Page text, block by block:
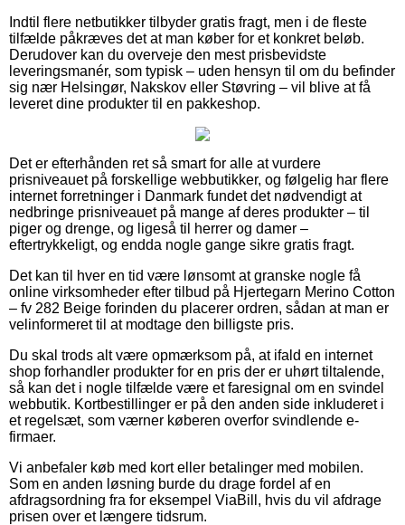
Indtil flere netbutikker tilbyder gratis fragt, men i de fleste
tilfælde påkræves det at man køber for et konkret beløb.
Derudover kan du overveje den mest prisbevidste
leveringsmanér, som typisk – uden hensyn til om du befinder
sig nær Helsingør, Nakskov eller Støvring – vil blive at få
leveret dine produkter til en pakkeshop.
Det er efterhånden ret så smart for alle at vurdere
prisniveauet på forskellige webbutikker, og følgelig har flere
internet forretninger i Danmark fundet det nødvendigt at
nedbringe prisniveauet på mange af deres produkter – til
piger og drenge, og ligeså til herrer og damer –
eftertrykkeligt, og endda nogle gange sikre gratis fragt.
Det kan til hver en tid være lønsomt at granske nogle få
online virksomheder efter tilbud på Hjertegarn Merino Cotton
– fv 282 Beige forinden du placerer ordren, sådan at man er
velinformeret til at modtage den billigste pris.
Du skal trods alt være opmærksom på, at ifald en internet
shop forhandler produkter for en pris der er uhørt tiltalende,
så kan det i nogle tilfælde være et faresignal om en svindel
webbutik. Kortbestillinger er på den anden side inkluderet i
et regelsæt, som værner køberen overfor svindlende e-
firmaer.
Vi anbefaler køb med kort eller betalinger med mobilen.
Som en anden løsning burde du drage fordel af en
afdragsordning fra for eksempel ViaBill, hvis du vil afdrage
prisen over et længere tidsrum.